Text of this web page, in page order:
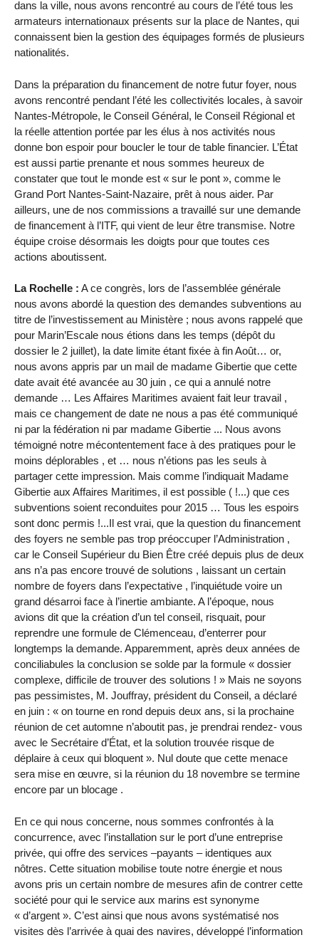
dans la ville, nous avons rencontré au cours de l’été tous les
armateurs internationaux présents sur la place de Nantes, qui
connaissent bien la gestion des équipages formés de plusieurs
nationalités.
Dans la préparation du financement de notre futur foyer, nous
avons rencontré pendant l’été les collectivités locales, à savoir
Nantes-Métropole, le Conseil Général, le Conseil Régional et
la réelle attention portée par les élus à nos activités nous
donne bon espoir pour boucler le tour de table financier. L’État
est aussi partie prenante et nous sommes heureux de
constater que tout le monde est « sur le pont », comme le
Grand Port Nantes-Saint-Nazaire, prêt à nous aider. Par
ailleurs, une de nos commissions a travaillé sur une demande
de financement à l’ITF, qui vient de leur être transmise. Notre
équipe croise désormais les doigts pour que toutes ces
actions aboutissent.
La Rochelle : A ce congrès, lors de l’assemblée générale
nous avons abordé la question des demandes subventions au
titre de l’investissement au Ministère ; nous avons rappelé que
pour Marin’Escale nous étions dans les temps (dépôt du
dossier le 2 juillet), la date limite étant fixée à fin Août… or,
nous avons appris par un mail de madame Gibertie que cette
date avait été avancée au 30 juin , ce qui a annulé notre
demande … Les Affaires Maritimes avaient fait leur travail ,
mais ce changement de date ne nous a pas été communiqué
ni par la fédération ni par madame Gibertie ... Nous avons
témoigné notre mécontentement face à des pratiques pour le
moins déplorables , et … nous n’étions pas les seuls à
partager cette impression. Mais comme l’indiquait Madame
Gibertie aux Affaires Maritimes, il est possible ( !...) que ces
subventions soient reconduites pour 2015 … Tous les espoirs
sont donc permis !...Il est vrai, que la question du financement
des foyers ne semble pas trop préoccuper l’Administration ,
car le Conseil Supérieur du Bien Être créé depuis plus de deux
ans n’a pas encore trouvé de solutions , laissant un certain
nombre de foyers dans l’expectative , l’inquiétude voire un
grand désarroi face à l’inertie ambiante. A l’époque, nous
avions dit que la création d’un tel conseil, risquait, pour
reprendre une formule de Clémenceau, d’enterrer pour
longtemps la demande. Apparemment, après deux années de
conciliabules la conclusion se solde par la formule « dossier
complexe, difficile de trouver des solutions ! » Mais ne soyons
pas pessimistes, M. Jouffray, président du Conseil, a déclaré
en juin : « on tourne en rond depuis deux ans, si la prochaine
réunion de cet automne n’aboutit pas, je prendrai rendez- vous
avec le Secrétaire d’État, et la solution trouvée risque de
déplaire à ceux qui bloquent ». Nul doute que cette menace
sera mise en œuvre, si la réunion du 18 novembre se termine
encore par un blocage .
En ce qui nous concerne, nous sommes confrontés à la
concurrence, avec l’installation sur le port d’une entreprise
privée, qui offre des services –payants – identiques aux
nôtres. Cette situation mobilise toute notre énergie et nous
avons pris un certain nombre de mesures afin de contrer cette
société pour qui le service aux marins est synonyme
« d’argent ». C’est ainsi que nous avons systématisé nos
visites dès l’arrivée à quai des navires, développé l’information